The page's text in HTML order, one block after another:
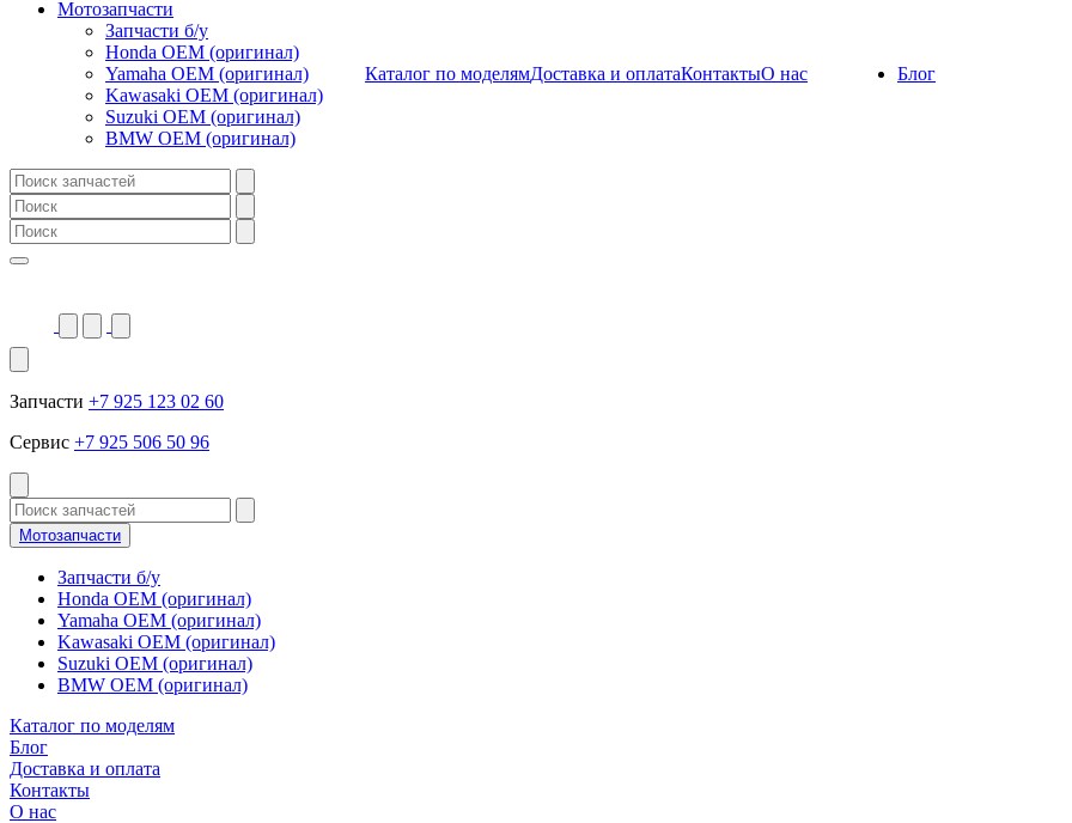
Мотозапчасти
Запчасти б/у
Honda OEM (оригинал)
Yamaha OEM (оригинал)
Kawasaki OEM (оригинал)
Suzuki OEM (оригинал)
BMW OEM (оригинал)
Каталог по моделямДоставка и оплатаКонтактыО нас Блог
Запчасти +7 925 123 02 60
Сервис +7 925 506 50 96
Мотозапчасти
Запчасти б/у
Honda OEM (оригинал)
Yamaha OEM (оригинал)
Kawasaki OEM (оригинал)
Suzuki OEM (оригинал)
BMW OEM (оригинал)
Каталог по моделям
Блог
Доставка и оплата
Контакты
О нас